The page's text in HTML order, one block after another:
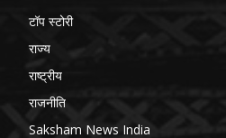
टॉप स्टोरी
राज्य
राष्ट्रीय
राजनीति
Saksham News India